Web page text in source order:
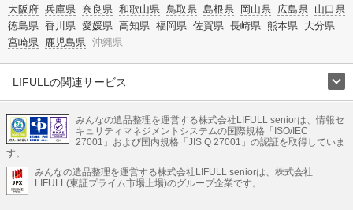
大阪府 兵庫県 奈良県 和歌山県 鳥取県 島根県 岡山県 広島県 山口県
徳島県 香川県 愛媛県 高知県 福岡県 佐賀県 長崎県 熊本県 大分県
宮崎県 鹿児島県 沖縄県
LIFULLの関連サービス
不動産・住宅
引越し 老人ホーム 地方創生 ママの就労支援
不動産クラウドファンディング 遺品整理 老後の暮らし情報
LIFULL HOME'Sのサービス
不動産・住宅
みんなの遺品整理を運営する株式会社LIFULL seniorは、情報セ
キュリティマネジメントシステムの国際規格「ISO/IEC
27001」および国内規格「JIS Q 27001」の認証を取得していま
す。
みんなの遺品整理を運営する株式会社LIFULL seniorは、株式会社
LIFULL(東証プライム市場上場)のグループ企業です。